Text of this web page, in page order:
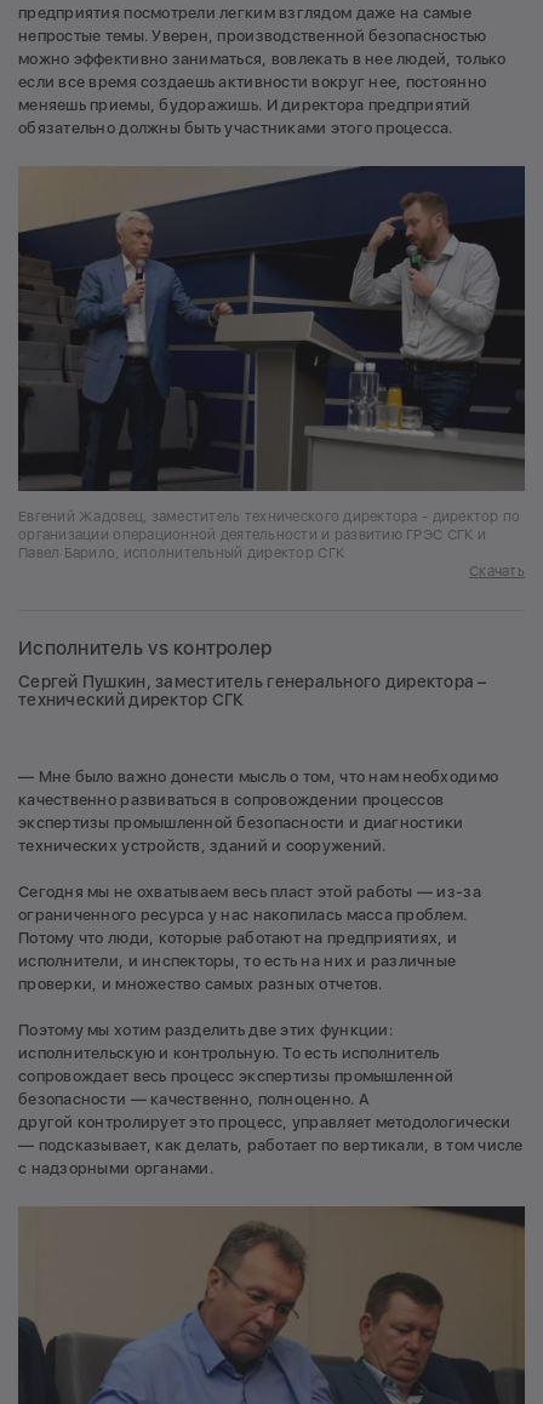
предприятия посмотрели легким взглядом даже на самые
непростые темы. Уверен, производственной безопасностью
можно эффективно заниматься, вовлекать в нее людей, только
если все время создаешь активности вокруг нее, постоянно
меняешь приемы, будоражишь. И директора предприятий
обязательно должны быть участниками этого процесса.
Евгений Жадовец, заместитель технического директора - директор по
организации операционной деятельности и развитию ГРЭС СГК и
Павел Барило, исполнительный директор СГК
Скачать
Исполнитель vs контролер
Сергей Пушкин, заместитель генерального директора –
технический директор СГК
— Мне было важно донести мысль о том, что нам необходимо
качественно развиваться в сопровождении процессов
экспертизы промышленной безопасности и диагностики
технических устройств, зданий и сооружений.
Сегодня мы не охватываем весь пласт этой работы — из-за
ограниченного ресурса у нас накопилась масса проблем.
Потому что люди, которые работают на предприятиях, и
исполнители, и инспекторы, то есть на них и различные
проверки, и множество самых разных отчетов.
Поэтому мы хотим разделить две этих функции:
исполнительскую и контрольную. То есть исполнитель
сопровождает весь процесс экспертизы промышленной
безопасности — качественно, полноценно. А
другой контролирует это процесс, управляет методологически
— подсказывает, как делать, работает по вертикали, в том числе
с надзорными органами.